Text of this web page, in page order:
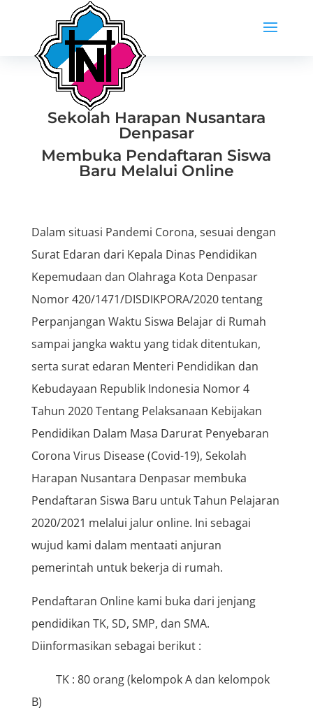
Sekolah Harapan Nusantara
Denpasar
Membuka Pendaftaran Siswa
Baru Melalui Online
Dalam situasi Pandemi Corona, sesuai dengan
Surat Edaran dari Kepala Dinas Pendidikan
Kepemudaan dan Olahraga Kota Denpasar
Nomor 420/1471/DISDIKPORA/2020 tentang
Perpanjangan Waktu Siswa Belajar di Rumah
sampai jangka waktu yang tidak ditentukan,
serta surat edaran Menteri Pendidikan dan
Kebudayaan Republik Indonesia Nomor 4
Tahun 2020 Tentang Pelaksanaan Kebijakan
Pendidikan Dalam Masa Darurat Penyebaran
Corona Virus Disease (Covid-19), Sekolah
Harapan Nusantara Denpasar membuka
Pendaftaran Siswa Baru untuk Tahun Pelajaran
2020/2021 melalui jalur online. Ini sebagai
wujud kami dalam mentaati anjuran
pemerintah untuk bekerja di rumah.
Pendaftaran Online kami buka dari jenjang
pendidikan TK, SD, SMP, dan SMA.
Diinformasikan sebagai berikut :
TK : 80 orang (kelompok A dan kelompok
B)